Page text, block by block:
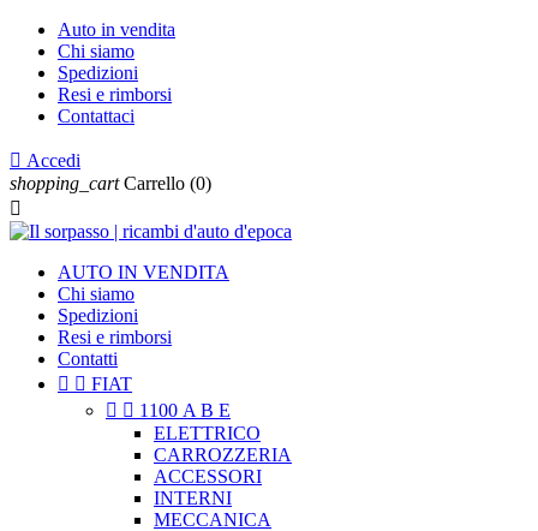
Auto in vendita
Chi siamo
Spedizioni
Resi e rimborsi
Contattaci
 Accedi
shopping_cart Carrello (0)

AUTO IN VENDITA
Chi siamo
Spedizioni
Resi e rimborsi
Contatti
  FIAT
  1100 A B E
ELETTRICO
CARROZZERIA
ACCESSORI
INTERNI
MECCANICA